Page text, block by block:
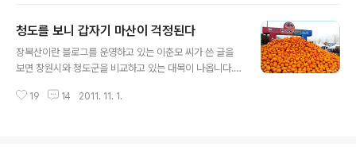
나 어부가 되는 것은 꿈이 아니지요. 그건 절망이며 인생의
포기에 해당하는 것이니까. 그러나 아무튼 제 꿈은 이도저
도 아니고 그저 맛있는 걸 실컷 먹는 것이었습니다. 심지어
처럼 변해있는 것입니다. 아버지와 어머니가 행복한 모습
청도를 보니 갑자기 마산이 걱정된다
장복산이란 블로그를 운영하고 있는 이춘모 씨가 쓴 글을
보면 창원시와 청도군을 비교하고 있는 대목이 나옵니다.
나서서 청도 감을 홍보하는데 앞장서고 있는 반면 창원시
19 14 2011. 11. 1.